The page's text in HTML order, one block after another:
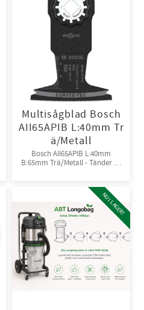
Multisågblad Bosch
AII65APIB L:40mm Tr
ä/Metall
Bosch AII65APIB L:40mm
B:65mm Trä/Metall - Tänder av
NU I LAGER!